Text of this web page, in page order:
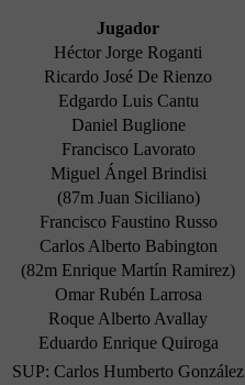
Jugador
Héctor Jorge Roganti
Ricardo José De Rienzo
Edgardo Luis Cantu
Daniel Buglione
Francisco Lavorato
Miguel Ángel Brindisi
(87m Juan Siciliano)
Francisco Faustino Russo
Carlos Alberto Babington
(82m Enrique Martín Ramirez)
Omar Rubén Larrosa
Roque Alberto Avallay
Eduardo Enrique Quiroga
SUP: Carlos Humberto González